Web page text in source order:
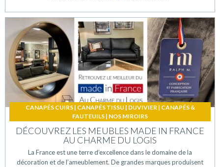
CANAPÉS CUIRS| CANAPÉS TISSU | DUVIVIER | CANAPÉS &
FAUTEUILS | NOS MIROIRS
DÉCOUVREZ LES MEUBLES MADE IN FRANCE
AU CHARME DU LOGIS
La France est une terre d’excellence dans le domaine de la
décoration et de l’ameublement. De grandes marques produisent